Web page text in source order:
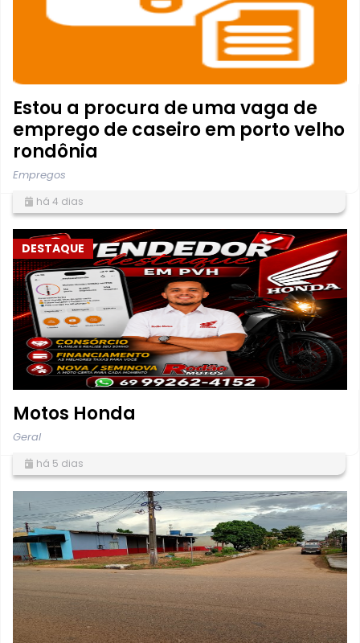
Estou a procura de uma vaga de
emprego de caseiro em porto velho
rondônia
Empregos
há 4 dias
DESTAQUE
Motos Honda
Geral
há 5 dias